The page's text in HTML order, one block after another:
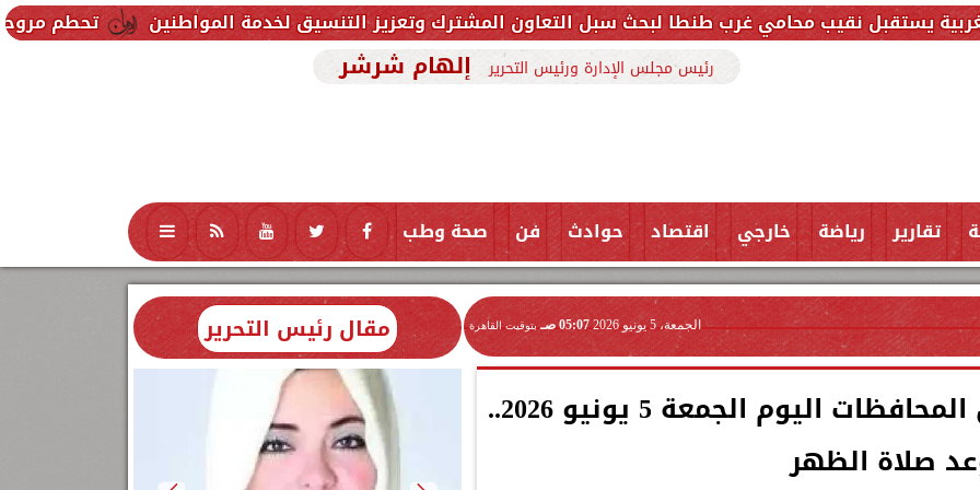
تحطم مروحية أثناء مكافحة محامي غرب طنطا لبحث سبل التعاون المشترك وتعزيز التنسيق لخدمة المواطنين
رئيس مجلس الإدارة ورئيس التحرير إلهام شرشر
تقارير رياضة خارجي اقتصاد حوادث فن صحة وطب تكنولوجيا منوعات محافظات
الجمعة، 5 يونيو 2026 05:07 صـ بتوقيت القاهرة
مواقيت الصلاة في عدد من المحافظات اليوم الجمعة 5 يونيو 2026..
صلاة الظهر
مقال رئيس التحرير